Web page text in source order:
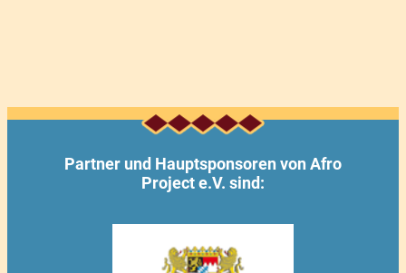
Partner und Hauptsponsoren von Afro
Project e.V. sind: